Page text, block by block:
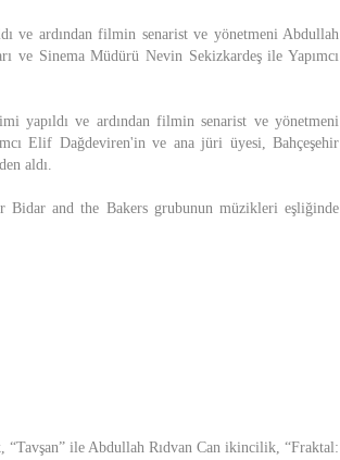
ve ardından filmin senarist ve yönetmeni Abdullah
ve Sinema Müdürü Nevin Sekizkardeş ile Yapımcı
yapıldı ve ardından filmin senarist ve yönetmeni
Elif Dağdeviren'in ve ana jüri üyesi, Bahçeşehir
aldı.
Bidar and the Bakers grubunun müzikleri eşliğinde
ile Abdullah Rıdvan Can ikincilik, “Fraktal: